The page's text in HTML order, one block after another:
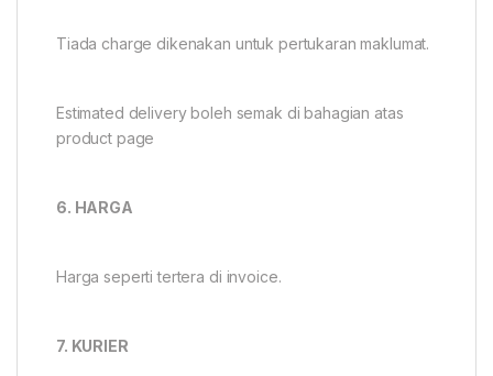
Tiada charge dikenakan untuk pertukaran maklumat.
Estimated delivery boleh semak di bahagian atas
product page
6. HARGA
Harga seperti tertera di invoice.
7. KURIER